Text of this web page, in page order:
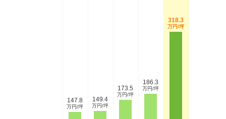
147.8
万円/坪
149.4
万円/坪
173.5
万円/坪
186.3
万円/坪
318.3
万円/坪